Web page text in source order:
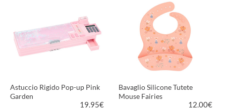
Astuccio Rigido Pop-up Pink
Garden
19.95€
Bavaglio Silicone Tutete
Mouse Fairies
12.00€